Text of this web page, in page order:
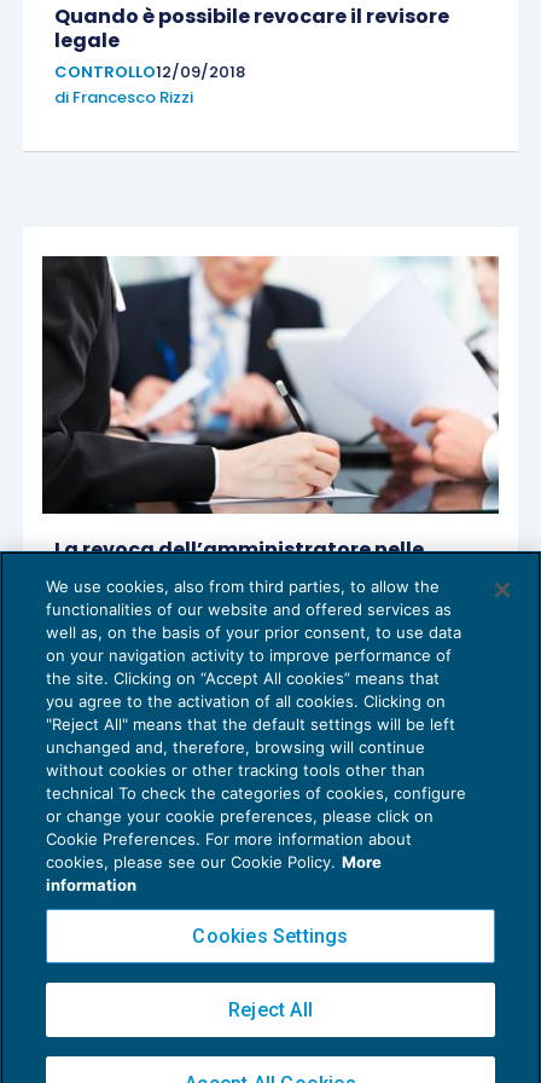
Quando è possibile revocare il revisore
legale
CONTROLLO12/09/2018
di Francesco Rizzi
La revoca dell’amministratore nelle
società di persone
DIRITTO SOCIETARIO07/12/2017
diLucia Recchioni – Comitato Scientifico Master Breve
365
Privacy Policy
Cookie Policy
Copyright 2016 ©Gruppo Euroconference S.p.A.v2.32.4
Piazza Luigi Einaudi, 10N01 - 20124 Milano - info@ecnews.it
We use cookies, also from third parties, to allow the
functionalities of our website and offered services as
well as, on the basis of your prior consent, to use data
on your navigation activity to improve performance of
the site. Clicking on “Accept All cookies” means that
you agree to the activation of all cookies. Clicking on
"Reject All" means that the default settings will be left
unchanged and, therefore, browsing will continue
without cookies or other tracking tools other than
technical To check the categories of cookies, configure
or change your cookie preferences, please click on
Cookie Preferences. For more information about
cookies, please see our Cookie Policy. More
information
Cookies Settings
Reject All